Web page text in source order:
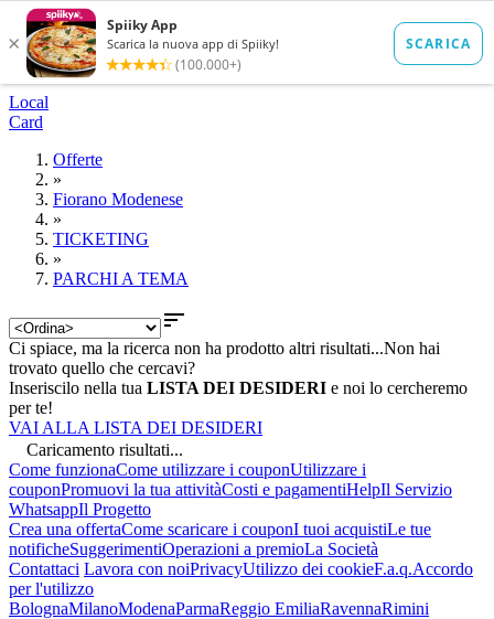
Local
Card
Offerte
»
Fiorano Modenese
»
TICKETING
»
PARCHI A TEMA

Ci spiace, ma la ricerca non ha prodotto altri risultati...Non hai
trovato quello che cercavi?
Inseriscilo nella tua LISTA DEI DESIDERI e noi lo cercheremo
per te!
VAI ALLA LISTA DEI DESIDERI
Caricamento risultati...
Come funzionaCome utilizzare i couponUtilizzare i
couponPromuovi la tua attivitàCosti e pagamentiHelpIl Servizio
WhatsappIl Progetto
Crea una offertaCome scaricare i couponI tuoi acquistiLe tue
notificheSuggerimentiOperazioni a premioLa Società
Contattaci Lavora con noiPrivacyUtilizzo dei cookieF.a.q.Accordo
per l'utilizzo
BolognaMilanoModenaParmaReggio EmiliaRavennaRimini